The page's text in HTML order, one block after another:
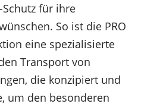
Schutz für ihre
So ist die PRO
eine spezialisierte
Transport von
die konzipiert und
um den besonderen